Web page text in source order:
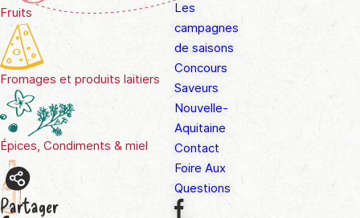
Les
campagnes
de saisons
Concours
Saveurs
Nouvelle-
Aquitaine
Contact
Foire Aux
Questions
Fruits
Fromages et produits laitiers
Épices, Condiments & miel
Partager